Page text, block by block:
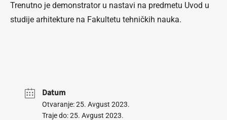
Trenutno je demonstrator u nastavi na predmetu Uvod u
studije arhitekture na Fakultetu tehničkih nauka.
Datum
Otvaranje: 25. Avgust 2023.
Traje do: 25. Avgust 2023.